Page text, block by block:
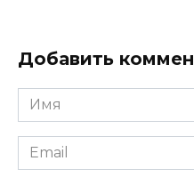
Добавить
Имя
*
Email
*